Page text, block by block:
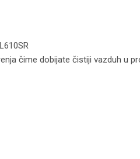
čime dobijate čistiji vazduh u